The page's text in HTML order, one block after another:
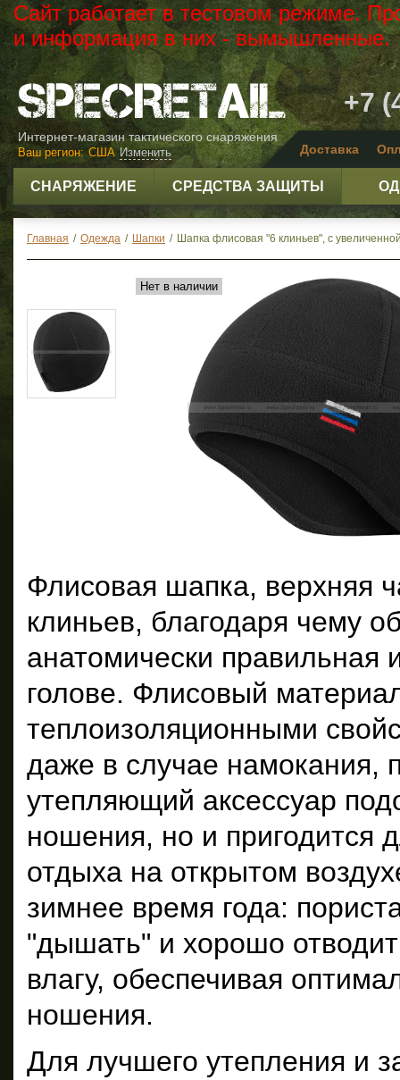
Сайт работает в тестовом режиме.
и информация в них - вымышленные.
Интернет-магазин тактического снаряжения
+7
Доставка
Изменить
Ваш регион: США
СНАРЯЖЕНИЕ СРЕДСТВА ЗАЩИТЫ
Главная / Одежда / Шапки / Шапка флисовая "6 клиньев", с
Нет в наличии
Флисовая шапка, верхняя
клиньев, благодаря чему
анатомически правильная
голове. Флисовый
теплоизоляционными
даже в случае намокания,
утепляющий аксессуар
ношения, но и пригодится
отдыха на открытом
зимнее время года:
"дышать" и хорошо
влагу, обеспечивая
ношения.
Для лучшего утепления и